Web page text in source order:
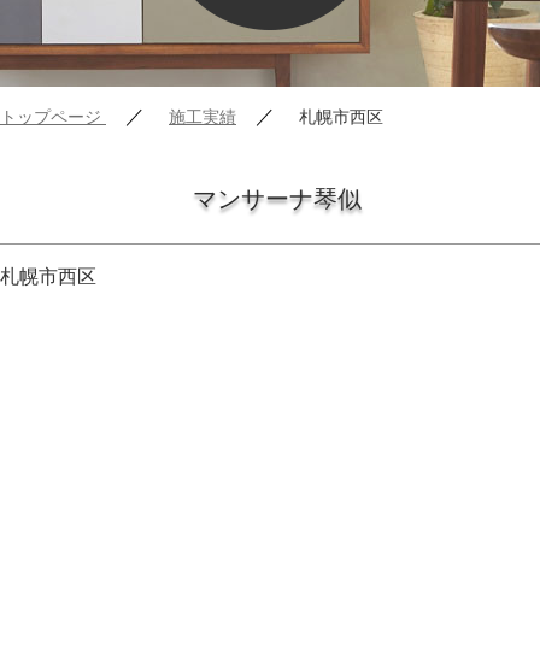
トップページ ／ 施工実績 ／ 札幌市西区
マンサーナ琴似
札幌市西区